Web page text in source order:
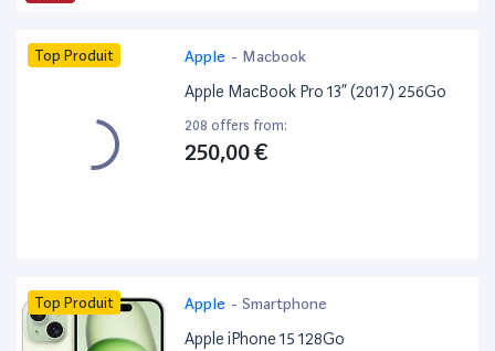
Top Produit Apple - Macbook
Apple MacBook Pro 13” (2017) 256Go
208 offers from:
250,00 €
Top Produit Apple - Smartphone
Apple iPhone 15 128Go